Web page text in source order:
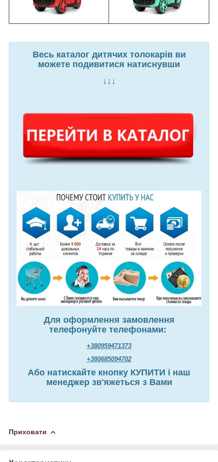
Весь каталог дитячих толокарів ви
можете подивитися натиснувши
↓↓↓
Для оформлення замовлення
телефонуйте телефонами:
+380959471373
+380685094702
Або натискайте кнопку КУПИТИ і наш
менеджер зв'яжеться з Вами
Приховати